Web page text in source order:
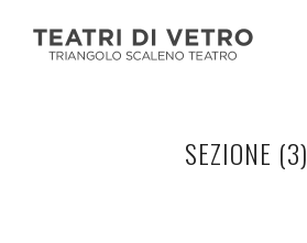
SEZIONE (3)